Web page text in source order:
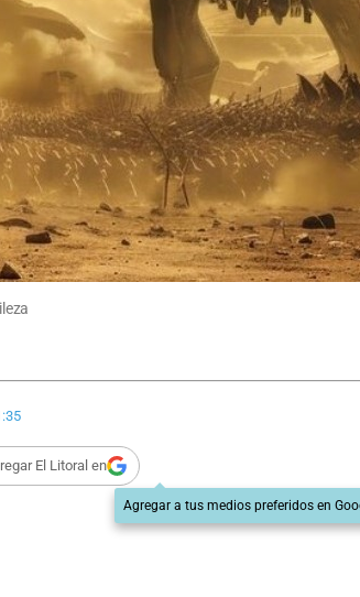
El Litoral en
Agregar a tus medios preferidos en